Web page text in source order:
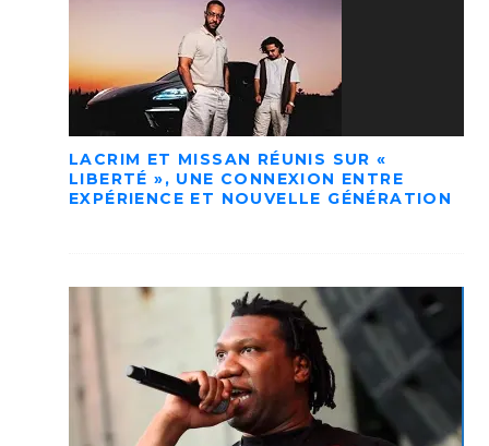
LACRIM ET MISSAN RÉUNIS SUR «
LIBERTÉ », UNE CONNEXION ENTRE
EXPÉRIENCE ET NOUVELLE GÉNÉRATION